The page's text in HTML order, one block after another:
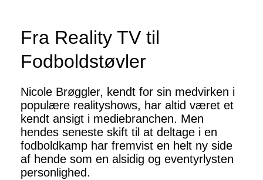
Fra Reality TV til
Fodboldstøvler
Nicole Brøggler, kendt for sin medvirken i
populære realityshows, har altid været et
kendt ansigt i mediebranchen. Men
hendes seneste skift til at deltage i en
fodboldkamp har fremvist en helt ny side
af hende som en alsidig og eventyrlysten
personlighed.